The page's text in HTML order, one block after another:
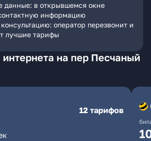
данные: в открывшемся окне
информацию
оператор перезвонит и
лучшие тарифы
на пер Песчаный
12 тарифов